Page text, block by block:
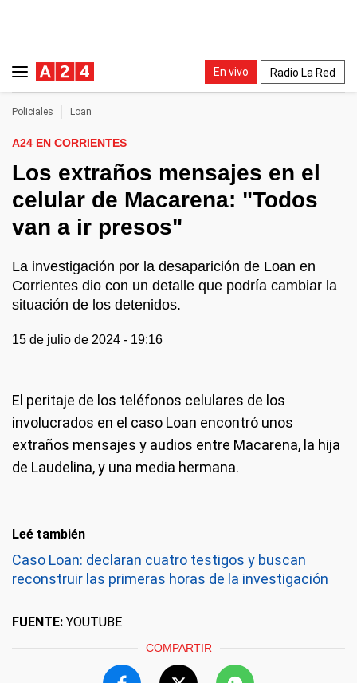
En vivo Radio La Red
Policiales Loan
A24 EN CORRIENTES
Los extraños mensajes en el
celular de Macarena: "Todos
van a ir presos"
La investigación por la desaparición de Loan en
Corrientes dio con un detalle que podría cambiar la
situación de los detenidos.
15 de julio de 2024 - 19:16
El peritaje de los teléfonos celulares de los
involucrados en el caso Loan encontró unos
extraños mensajes y audios entre Macarena, la hija
de Laudelina, y una media hermana.
Leé también
Caso Loan: declaran cuatro testigos y buscan
reconstruir las primeras horas de la investigación
FUENTE: YOUTUBE
COMPARTIR